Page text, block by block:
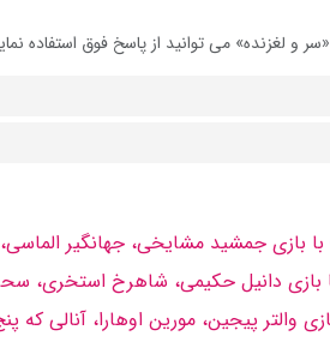
لغزنده» می توانید از پاسخ فوق استفاده
دانیل حكیمى، شاهرخ استخرى،
والتر پیجین، مورین اوهارا، آنالى كه